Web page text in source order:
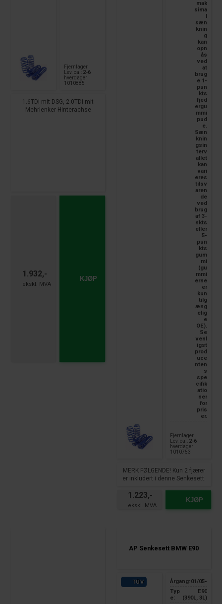
Fjernlager
Lev. ca.: 2-6
hverdager
1010885
1.6TDi mit DSG, 2.0TDi mit
Mehrlenker Hinterachse
1.932,- KJØP
mak
sima
sæn
knin
g
kan
opn
ås
ved
at
brug
e 1-
pun
kts
fjed
ergu
mmi
pud
e.
Sæn
knin
gsin
terv
allet
kan
vari
eres
tilsv
aren
de
ved
brug
af 3-
nkts
eller
5-
pun
kts
gum
mi
(gu
mmi
erne
er
kun
tilg
æng
elig
e
OE).
Se
venl
igst
prod
uce
nten
s
spe
cifik
atio
ner
for
pris
er.
Fjernlager
Lev. ca.: 2-6
hverdager
1010753
MERK FØLGENDE! Kun 2 fjærer
er inkludert i denne Senkesett.
1.223,- KJØP
AP Senkesett BMW E90
TÜV Årgang: 01/05-
Typ
e:
E90
(390L, 3L)